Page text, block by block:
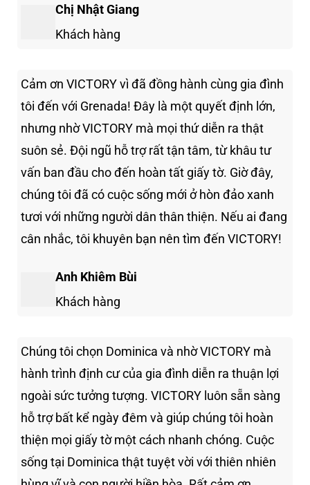
Chị Nhật Giang
Khách hàng
Cảm ơn VICTORY vì đã đồng hành cùng gia đình
tôi đến với Grenada! Đây là một quyết định lớn,
nhưng nhờ VICTORY mà mọi thứ diễn ra thật
suôn sẻ. Đội ngũ hỗ trợ rất tận tâm, từ khâu tư
vấn ban đầu cho đến hoàn tất giấy tờ. Giờ đây,
chúng tôi đã có cuộc sống mới ở hòn đảo xanh
tươi với những người dân thân thiện. Nếu ai đang
cân nhắc, tôi khuyên bạn nên tìm đến VICTORY!
Anh Khiêm Bùi
Khách hàng
Chúng tôi chọn Dominica và nhờ VICTORY mà
hành trình định cư của gia đình diễn ra thuận lợi
ngoài sức tưởng tượng. VICTORY luôn sẵn sàng
hỗ trợ bất kể ngày đêm và giúp chúng tôi hoàn
thiện mọi giấy tờ một cách nhanh chóng. Cuộc
sống tại Dominica thật tuyệt vời với thiên nhiên